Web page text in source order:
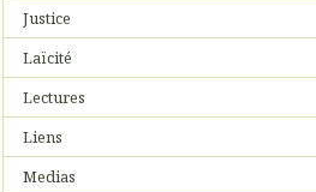
Justice
Laïcité
Lectures
Liens
Medias